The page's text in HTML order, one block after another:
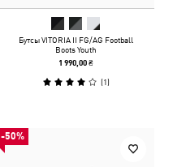
Бутсы VITORIA II FG/AG Football
Boots Youth
1 990,00 ₴
(1)
-50%